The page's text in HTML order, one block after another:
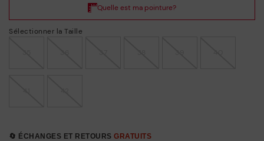
Sélectionner la Taille
🔄 ÉCHANGES ET RETOURS GRATUITS